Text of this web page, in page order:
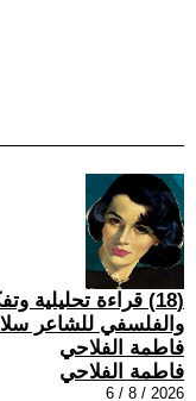
(18) قراءة تحليلية
والفلسفي للشاعر
فاطمة الفلاحي
فاطمة الفلاحي
2026 / 8 / 6